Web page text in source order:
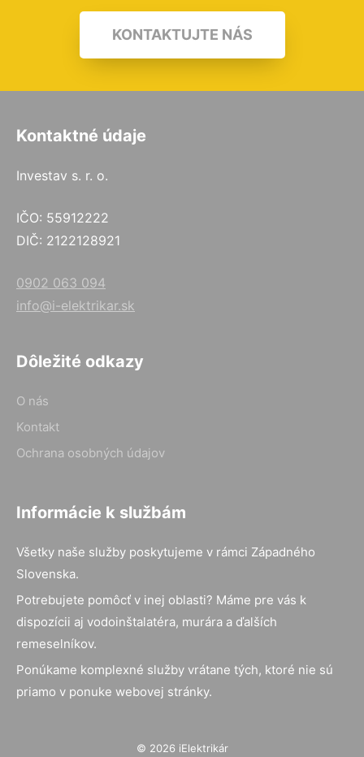
KONTAKTUJTE NÁS
Kontaktné údaje
Investav s. r. o.
IČO: 55912222
DIČ: 2122128921
0902 063 094
info@i-elektrikar.sk
Dôležité odkazy
O nás
Kontakt
Ochrana osobných údajov
Informácie k službám
Všetky naše služby poskytujeme v rámci Západného
Slovenska.
Potrebujete pomôcť v inej oblasti? Máme pre vás k
dispozícii aj vodoinštalatéra, murára a ďalších
remeselníkov.
Ponúkame komplexné služby vrátane tých, ktoré nie sú
priamo v ponuke webovej stránky.
© 2026 iElektrikár